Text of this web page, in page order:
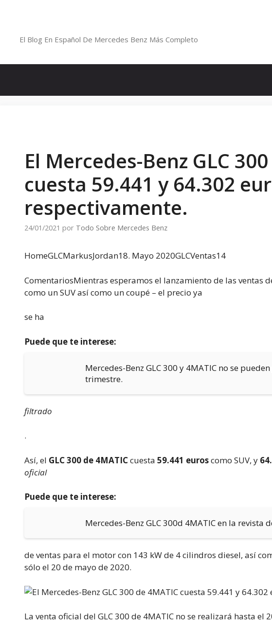
El Blog En Español De Mercedes Benz Más Completo
El Mercedes-Benz GLC
cuesta 59.441 y 64.302
respectivamente.
24/01/2021 por Todo Sobre Mercedes Benz
HomeGLCMarkusJordan18. Mayo 2020GLCVentas14
ComentariosMientras esperamos el lanzamiento de las ventas
como un SUV así como un coupé – el precio ya
se ha
Puede que te interese:
Mercedes-Benz GLC 300 y 4MATIC no se
trimestre.
filtrado
.
Así, el GLC 300 de 4MATICcuesta 59.441 euroscomo SUV, y
oficial
Puede que te interese:
Mercedes-Benz GLC 300d 4MATIC en la revista
de ventas para el motor con 143 kW de 4 cilindros diesel, así
sólo el 20 de mayo de 2020.
La venta oficial del GLC 300 de 4MATIC no se realizará hasta el